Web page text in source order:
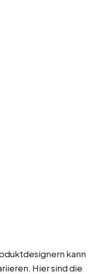
kann
Hier sind die